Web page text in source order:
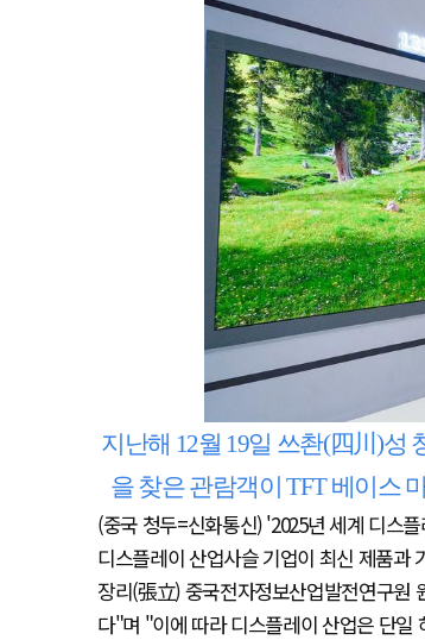
지난해 12월 19일 쓰촨(四川)성
을 찾은 관람객이 TFT 베이스
(중국 청두=신화통신) '2025년 세계 디스
디스플레이 산업사슬 기업이 최신 제품과
장리(張立) 중국전자정보산업발전연구원
다"며 "이에 따라 디스플레이 산업은 단일